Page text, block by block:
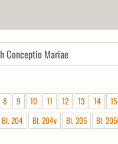
8 9 10 11 12 13 14
15
Bl. 204 Bl. 204v Bl. 205
Bl.